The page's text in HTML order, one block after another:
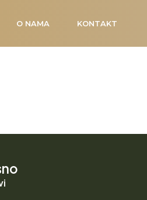
O NAMA KONTAKT